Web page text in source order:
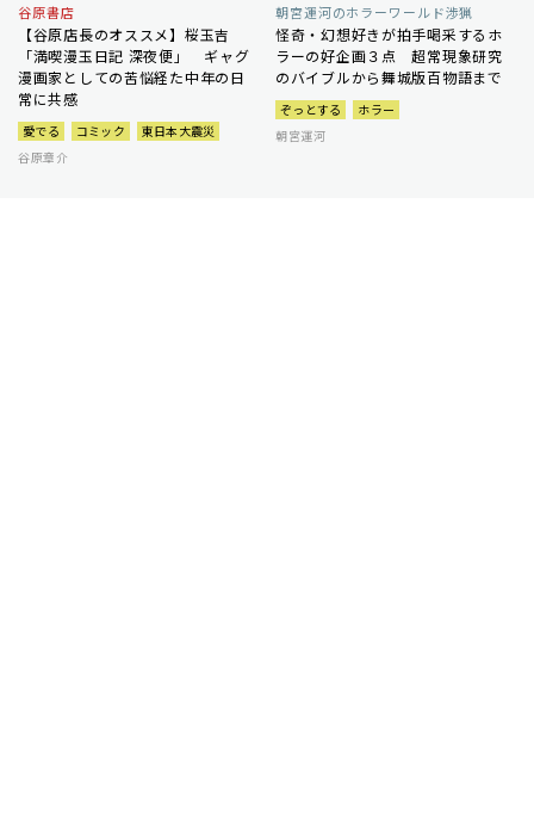
谷原書店
【谷原店長のオススメ】桜玉吉
「満喫漫玉日記 深夜便」 ギャグ
漫画家としての苦悩経た中年の日
常に共感
愛でる コミック
東日本大震災
谷原章介
朝宮運河のホラーワールド渉猟
怪奇・幻想好きが拍手喝采するホ
ラーの好企画３点 超常現象研究
のバイブルから舞城版百物語まで
ぞっとする
ホラー
朝宮運河